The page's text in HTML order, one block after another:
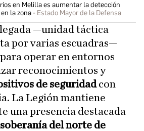
en Melilla es aumentar la detección
la zona
Estado Mayor de la Defensa
—unidad táctica
por varias escuadras—
operar en entornos
reconocimientos y
de seguridadcon
La Legión mantiene
una presencia destacada
del norte de